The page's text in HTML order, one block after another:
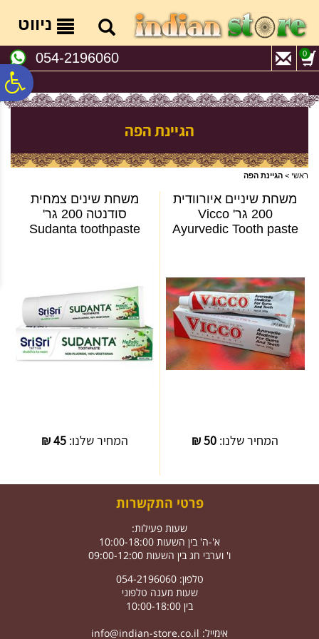
נגישות
אתר
המרכזי
ניווט
054-2196060 0
הגיינת הפה
ראשי > הגיינת הפה
משחת שיניים איורוודית
200 גר' Vicco
Ayurvedic Tooth paste
המחיר שלנו: 50
₪
משחת שינים צמחית
סודנטה 200 גר'
Sudanta toothpaste
המחיר שלנו:45
₪
פרטי התקשרות
שעות פעילות:
א'-ה' בין השעות 10:00-18:00
ו' וערבי חג בין השעות 09:00-12:00
טלפון: 054-2196060
שעות מענה טלפוני
בין 10:00-18:00
אימייל: info@indian-store.co.il